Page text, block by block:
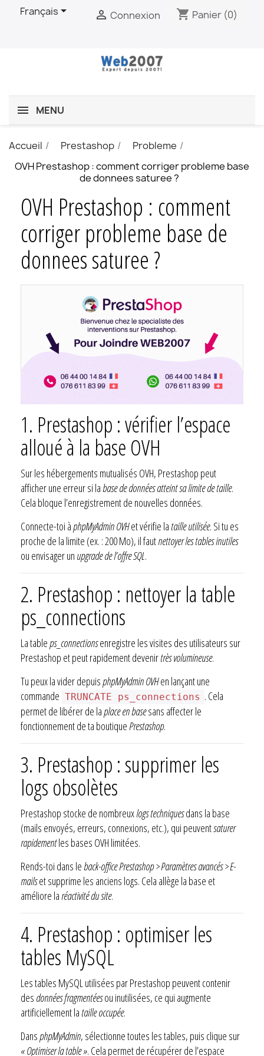
Français  Connexion shopping_cart Panier (0)
MENU
Accueil Prestashop
Probleme
OVH Prestashop : comment corriger probleme base
de donnees saturee ?
OVH Prestashop : comment
corriger probleme base de
donnees saturee ?
1. Prestashop : vérifier l’espace
alloué à la base OVH
Sur les hébergements mutualisés OVH, Prestashop peut
afficher une erreur si la base de données atteint sa limite de taille.
Cela bloque l’enregistrement de nouvelles données.
Connecte-toi àphpMyAdmin OVHet vérifie lataille utilisée. Si tu es
proche de la limite (ex. : 200 Mo), il fautnettoyer les tables inutiles
ou envisager un upgrade de l’offre SQL.
2. Prestashop : nettoyer la table
ps_connections
La tableps_connectionsenregistre les visites des utilisateurs sur
Prestashop et peut rapidement devenirtrès volumineuse.
Tu peux la vider depuisphpMyAdmin OVHen lançant une
commande TRUNCATE ps_connections . Cela
permet de libérer de laplace en basesans affecter le
fonctionnement de ta boutiquePrestashop.
3. Prestashop : supprimer les
logs obsolètes
Prestashop stocke de nombreuxlogs techniquesdans la base
(mails envoyés, erreurs, connexions, etc.), qui peuventsaturer
rapidementles bases OVH limitées.
Rends-toi dans le back-office Prestashop > Paramètres avancés > E-
mailset supprime les anciens logs. Cela allège la base et
améliore la réactivité du site.
4. Prestashop : optimiser les
tables MySQL
Les tables MySQL utilisées par Prestashop peuvent contenir
des données fragmentéesou inutilisées, ce qui augmente
artificiellement lataille occupée.
DansphpMyAdmin, sélectionne toutes les tables, puis clique sur
« Optimiser la table ». Cela permet de récupérer de l’espace